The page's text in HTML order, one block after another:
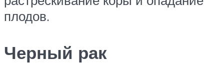
плодов.
Черный рак